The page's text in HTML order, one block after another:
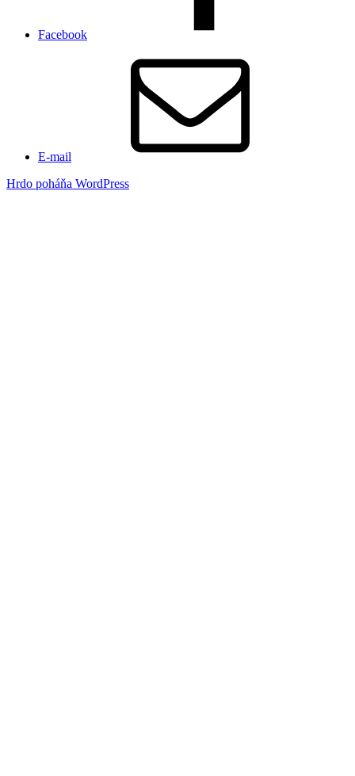
Facebook
E-mail
Hrdo poháňa WordPress